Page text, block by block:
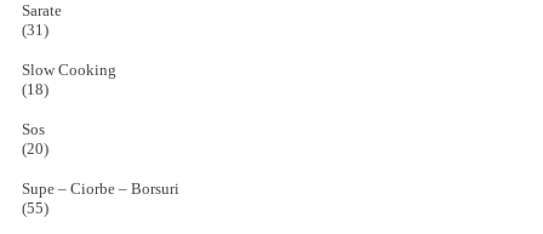
Sarate
(31)
Slow Cooking
(18)
Sos
(20)
Supe – Ciorbe – Borsuri
(55)